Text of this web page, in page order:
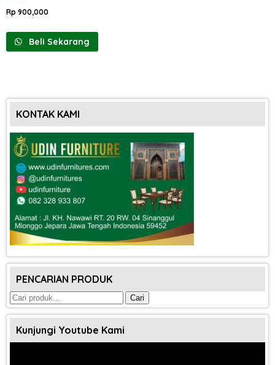
Rp 900,000
Beli Sekarang
KONTAK KAMI
PENCARIAN PRODUK
Pencarian
untuk:
Cari
Kunjungi Youtube Kami